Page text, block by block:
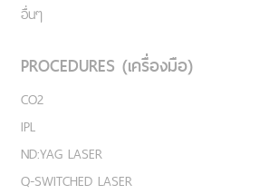
อื่นๆ
PROCEDURES (เครื่องมือ)
CO2
IPL
ND:YAG LASER
Q-SWITCHED LASER